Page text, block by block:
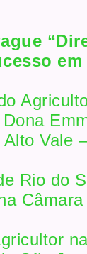
Vale
Rio do